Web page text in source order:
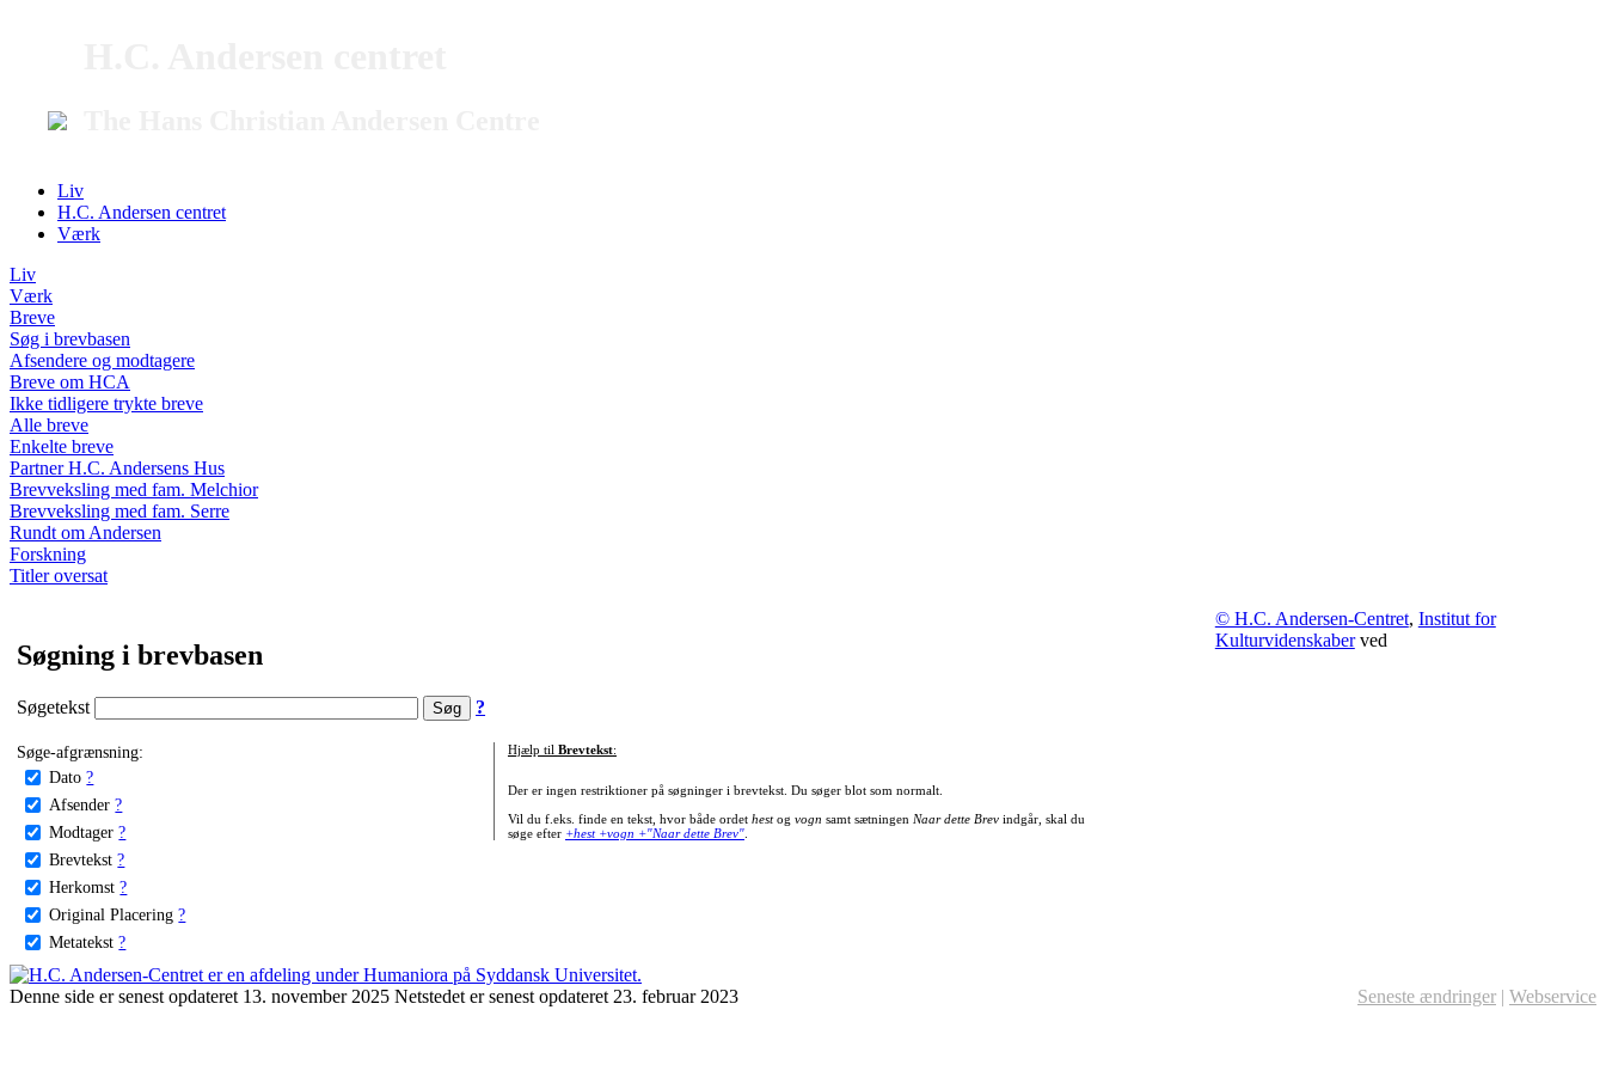
Liv
H.C. Andersen centret
Værk
Liv
Værk
Breve
Søg i brevbasen
Afsendere og modtagere
Breve om HCA
Ikke tidligere trykte breve
Alle breve
Enkelte breve
Partner H.C. Andersens Hus
Brevveksling med fam. Melchior
Brevveksling med fam. Serre
Rundt om Andersen
Forskning
Titler oversat
Søgning i brevbasen
Søgetekst ?
Søge-afgrænsning:
Dato ?
Afsender ?
Modtager ?
Brevtekst ?
Herkomst ?
Original Placering ?
Metatekst ?
Hjælp til Brevtekst:
Der er ingen restriktioner på søgninger i brevtekst. Du søger blot som normalt.
Vil du f.eks. finde en tekst, hvor både ordet hestog vogn samt sætningen Naar dette Brevindgår, skal du
søge efter +hest +vogn +"Naar dette Brev".
© H.C. Andersen-Centret, Institut for
Kulturvidenskaberved
Denne side er senest opdateret 13. november 2025 Netstedet er senest opdateret 23. februar 2023 Seneste ændringer | Webservice